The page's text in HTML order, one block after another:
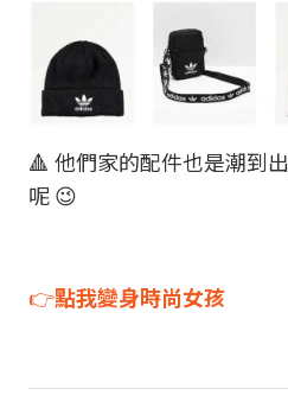
🔺 他們家的配件也是潮到
呢 😉
👉點我變身時尚女孩